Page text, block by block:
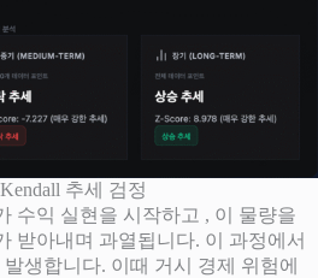
추세 검정
수익 실현을 시작하고 , 이 물량을
받아내며 과열됩니다. 이 과정에서
생합니다. 이때 거시 경제 위험에